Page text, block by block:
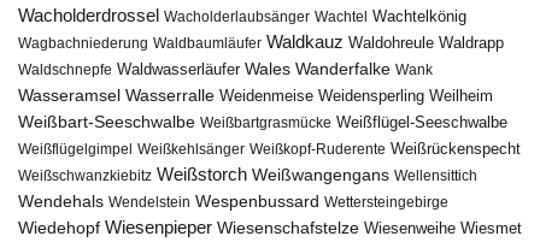
Wacholderdrossel Wacholderlaubsänger Wachtel Wachtelkönig
Wagbachniederung Waldbaumläufer Waldkauz Waldohreule Waldrapp
Waldschnepfe Waldwasserläufer Wales Wanderfalke Wank
Wasseramsel Wasserralle Weidenmeise Weidensperling Weilheim
Weißbart-Seeschwalbe Weißbartgrasmücke Weißflügel-Seeschwalbe
Weißflügelgimpel Weißkehlsänger Weißkopf-Ruderente Weißrückenspecht
Weißschwanzkiebitz Weißstorch Weißwangengans Wellensittich
Wendehals Wendelstein Wespenbussard Wettersteingebirge
Wiedehopf Wiesenpieper Wiesenschafstelze Wiesenweihe Wiesmet